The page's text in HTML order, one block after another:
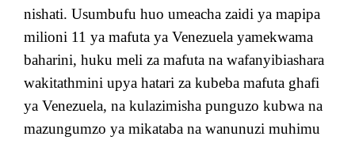
nishati. Usumbufu huo umeacha zaidi ya mapipa
milioni 11 ya mafuta ya Venezuela yamekwama
baharini, huku meli za mafuta na wafanyibiashara
wakitathmini upya hatari za kubeba mafuta ghafi
ya Venezuela, na kulazimisha punguzo kubwa na
mazungumzo ya mikataba na wanunuzi muhimu